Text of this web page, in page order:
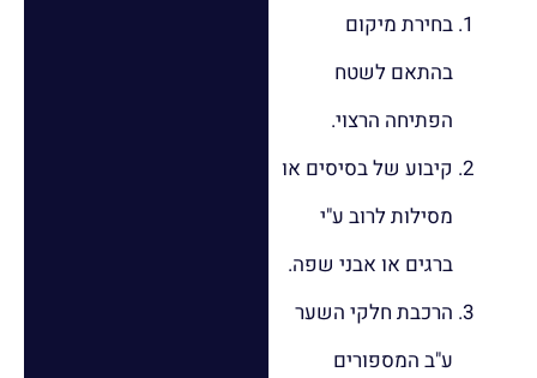
בחירת מיקום
בהתאם לשטח
הפתיחה הרצוי.
קיבוע של בסיסים או
מסילות לרוב ע"י
ברגים או אבני שפה.
הרכבת חלקי השער
ע"ב המספורים